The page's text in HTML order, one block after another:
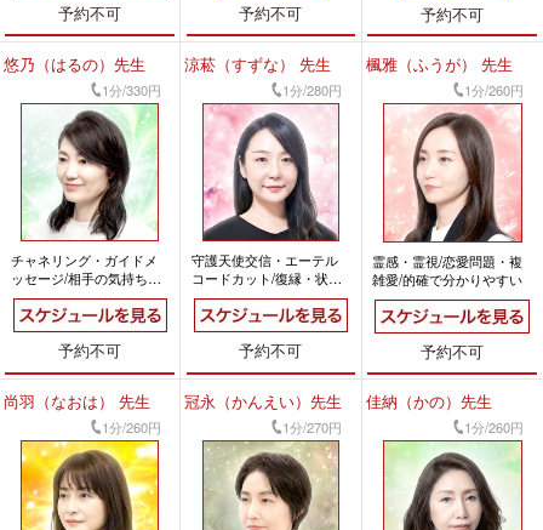
予約不可 予約不可 予約不可
悠乃（はるの）先生
1分/330円
チャネリング・ガイドメ
ッセージ/相手の気持ち・
魅力引き出し/愛に溢れ温
かい
予約不可
涼菘（すずな） 先生
1分/280円
守護天使交信・エーテル
コードカット/復縁・状況
好転/愛に溢れ暖かい
予約不可
楓雅（ふうが） 先生
1分/260円
霊感・霊視/恋愛問題・複
雑愛/的確で分かりやすい
予約不可
尚羽（なおは） 先生
1分/260円
冠永（かんえい）先生
1分/270円
佳納（かの）先生
1分/260円